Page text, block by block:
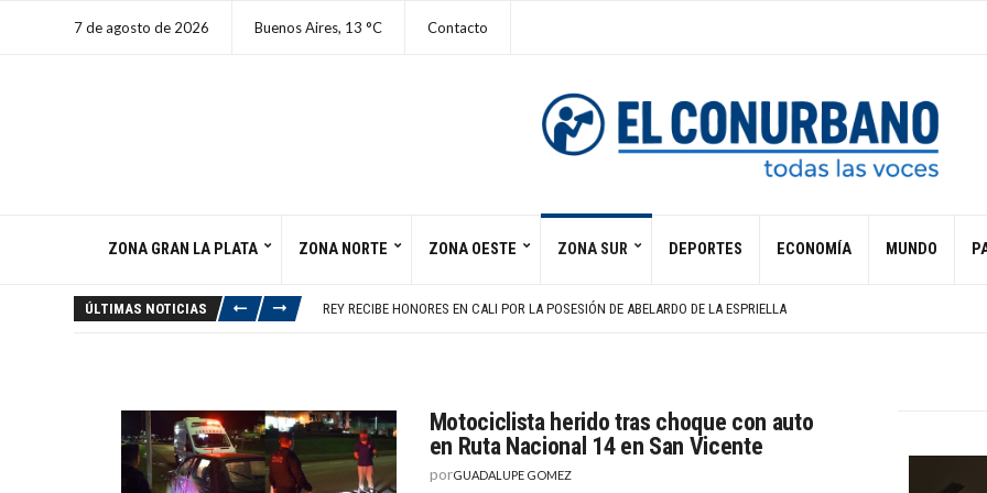
7 de agosto de 2026 Buenos Aires, 13 C Contacto
ZONA GRAN LA PLATA ZONA NORTE ZONA OESTE ZONA SUR DEPORTES ECONOMÍA MUNDO
ÚLTIMAS NOTICIAS
REY RECIBE HONORES EN CALI POR LA POSESIÓN DE ABELARDO DE LA ESPRIELLA
Motociclista herido tras choque con auto
en Ruta Nacional 14 en San Vicente
porGUADALUPE GOMEZ